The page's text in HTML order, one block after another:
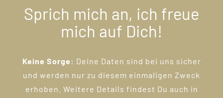
Sprich mich an, ich freue
mich auf Dich!
Keine Sorge: Deine Daten sind bei uns sicher
und werden nur zu diesem einmaligen Zweck
erhoben. Weitere Details findest Du auch in